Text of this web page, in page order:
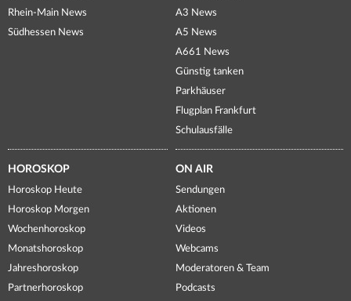
Rhein-Main News
Südhessen News
A3 News
A5 News
A661 News
Günstig tanken
Parkhäuser
Flugplan Frankfurt
Schulausfälle
HOROSKOP
Horoskop Heute
Horoskop Morgen
Wochenhoroskop
Monatshoroskop
Jahreshoroskop
Partnerhoroskop
ON AIR
Sendungen
Aktionen
Videos
Webcams
Moderatoren & Team
Podcasts